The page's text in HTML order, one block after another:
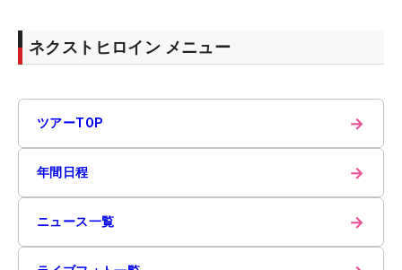
ネクストヒロイン メニュー
ツアーTOP →
年間日程 →
ニュース一覧 →